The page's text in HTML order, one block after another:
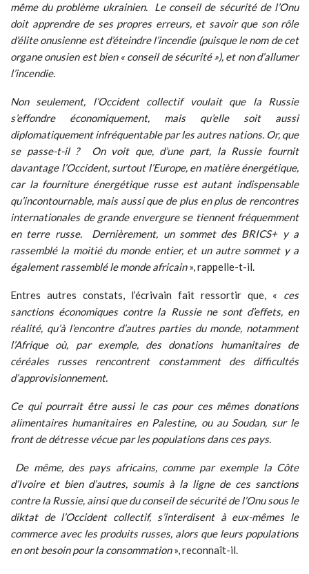
même du problème ukrainien.
Le conseil de sécurité de l’Onu
doit apprendre de ses propres erreurs, et savoir que son rôle
d’élite onusienne est d’éteindre l’incendie (puisque le nom de cet
organe onusien est bien « conseil de sécurité »), et non d’allumer
l’incendie.
Non seulement, l’Occident collectif voulait que la Russie
s’effondre économiquement, mais qu’elle soit aussi
diplomatiquement infréquentable par les autres nations. Or, que
se passe-t-il ?
On voit que, d’une part, la Russie fournit
davantage l’Occident, surtout l’Europe, en matière énergétique,
car la fourniture énergétique russe est autant indispensable
qu’incontournable, mais aussi que de plus en plus de rencontres
internationales de grande envergure se tiennent fréquemment
en terre russe. Dernièrement, un sommet des BRICS+ y a
rassemblé la moitié du monde entier, et un autre sommet y a
également rassemblé le monde africain», rappelle-t-il.
Entres autres constats, l’écrivain fait ressortir que, « ces
sanctions économiques contre la Russie ne sont d’effets, en
réalité, qu’à l’encontre d’autres parties du monde, notamment
l’Afrique où, par exemple, des donations humanitaires de
céréales russes rencontrent constamment des difficultés
d’approvisionnement.
Ce qui pourrait être aussi le cas pour ces mêmes donations
alimentaires humanitaires en Palestine, ou au Soudan, sur le
front de détresse vécue par les populations dans ces pays.
De même, des pays africains, comme par exemple la Côte
d’Ivoire et bien d’autres, soumis à la ligne de ces sanctions
contre la Russie, ainsi que du conseil de sécurité de l’Onu sous le
diktat de l’Occident collectif, s’interdisent à eux-mêmes le
commerce avec les produits russes, alors que leurs populations
en ont besoin pour la consommation», reconnaît-il.